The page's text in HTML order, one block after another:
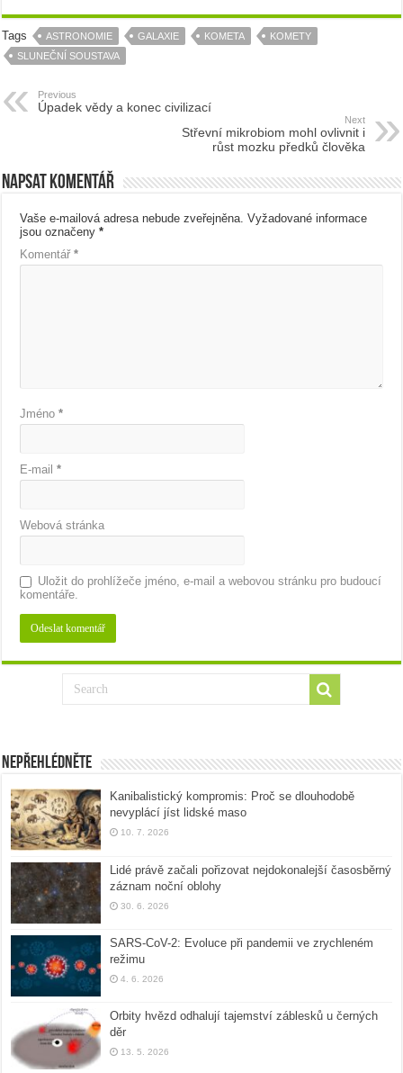
Tags ASTRONOMIE GALAXIE KOMETA
KOMETY
SLUNEČNÍ SOUSTAVA
Previous
Úpadek vědy a konec civilizací
Next
Střevní mikrobiom mohl ovlivnit i
růst mozku předků člověka
Napsat komentář
Vaše e-mailová adresa nebude zveřejněna. Vyžadované informace
jsou označeny*
Komentář*
Jméno*
E-mail*
Webová stránka
Uložit do prohlížeče jméno, e-mail a webovou stránku pro budoucí
komentáře.
Nepřehlédněte
Kanibalistický kompromis: Proč se dlouhodobě
nevyplácí jíst lidské maso
10. 7. 2026
Lidé právě začali pořizovat nejdokonalejší časosběrný
záznam noční oblohy
30. 6. 2026
SARS-CoV-2: Evoluce při pandemii ve zrychleném
režimu
4. 6. 2026
Orbity hvězd odhalují tajemství záblesků u černých
děr
13. 5. 2026